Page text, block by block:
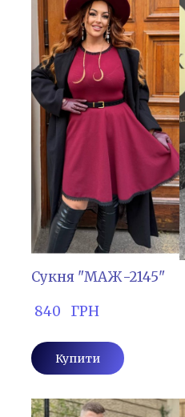
Сукня "МАЖ-2145"
840   ГРН
Купити